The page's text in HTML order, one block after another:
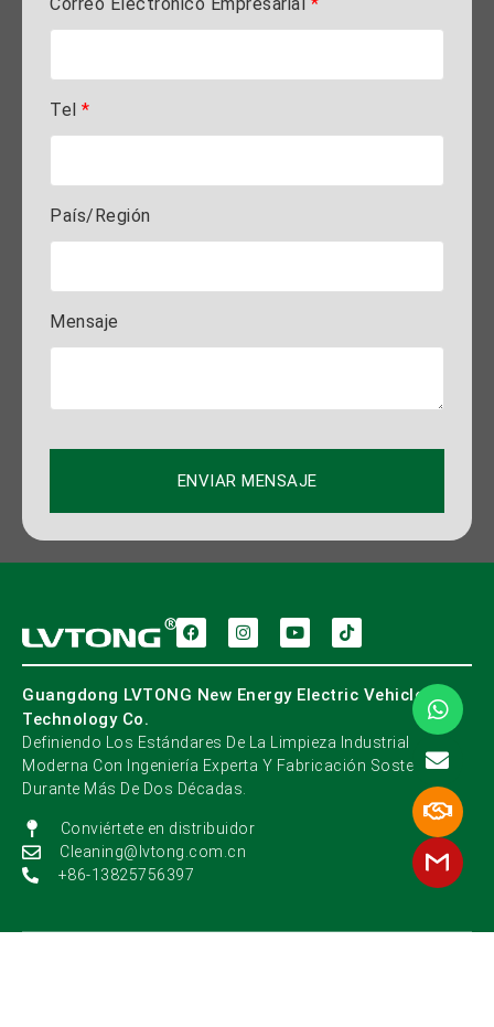
Tel *
País/Región
Mensaje
ENVIAR MENSAJE
Guangdong LVTONG New Energy Electric Vehicle
Technology Co.
Definiendo Los Estándares De La Limpieza Industrial
Moderna Con Ingeniería Experta Y Fabricación Sostenible
Durante Más De Dos Décadas.
Conviértete en distribuidor
Cleaning@lvtong.com.cn
+86-13825756397